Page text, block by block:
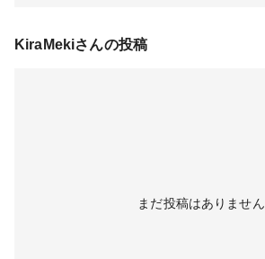
KiraMekiさんの投稿
まだ投稿はありません